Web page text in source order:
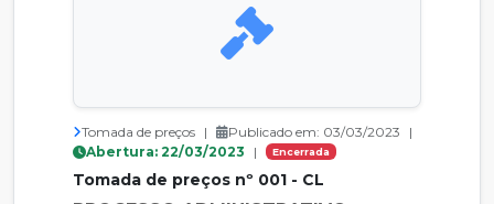
Tomada de preços | Publicado em: 03/03/2023
|
Abertura: 22/03/2023
| Encerrada
Tomada de preços nº 001 - CL